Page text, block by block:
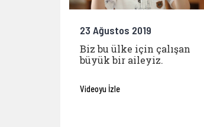
23 Ağustos 2019
Biz bu ülke için çalışan
büyük bir aileyiz.
Videoyu İzle